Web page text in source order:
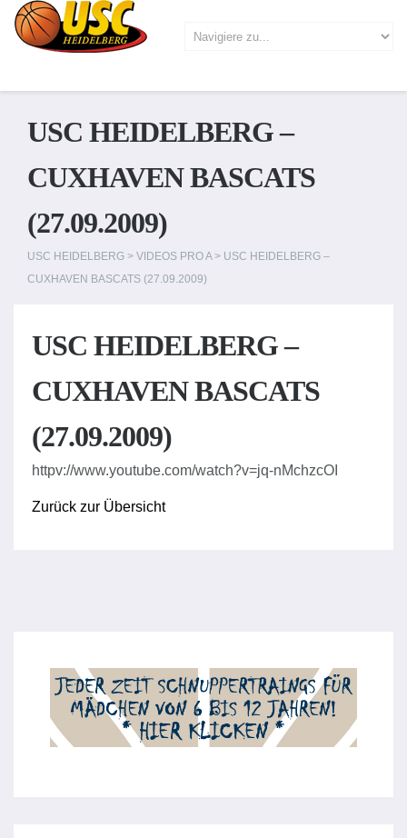
USC HEIDELBERG –
CUXHAVEN BASCATS
(27.09.2009)
USC HEIDELBERG > VIDEOS PRO A> USC HEIDELBERG –
CUXHAVEN BASCATS (27.09.2009)
USC HEIDELBERG –
CUXHAVEN BASCATS
(27.09.2009)
httpv://www.youtube.com/watch?v=jq-nMchzcOI
Zurück zur Übersicht